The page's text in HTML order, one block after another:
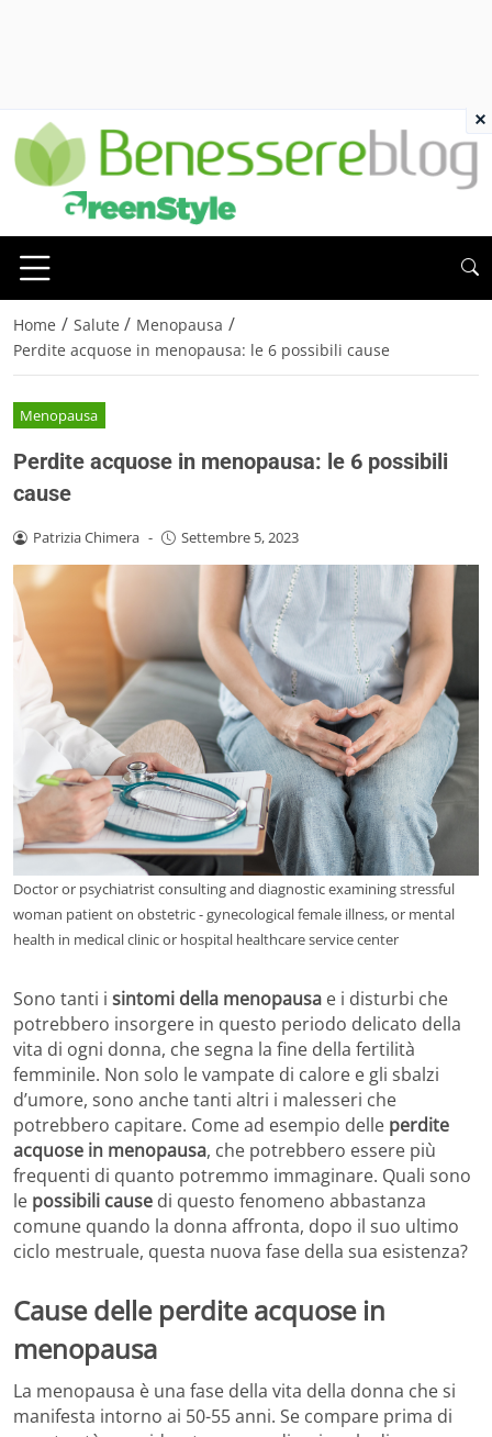
Home / Salute / Menopausa /
Perdite acquose in menopausa: le 6 possibili cause
Menopausa
Perdite acquose in menopausa: le 6 possibili
cause
Patrizia Chimera - Settembre 5, 2023
Doctor or psychiatrist consulting and diagnostic examining stressful
woman patient on obstetric - gynecological female illness, or mental
health in medical clinic or hospital healthcare service center
Sono tanti i sintomi della menopausa e i disturbi che
potrebbero insorgere in questo periodo delicato della
vita di ogni donna, che segna la fine della fertilità
femminile. Non solo le vampate di calore e gli sbalzi
d’umore, sono anche tanti altri i malesseri che
potrebbero capitare. Come ad esempio delle perdite
acquose in menopausa, che potrebbero essere più
frequenti di quanto potremmo immaginare. Quali sono
le possibili cause di questo fenomeno abbastanza
comune quando la donna affronta, dopo il suo ultimo
ciclo mestruale, questa nuova fase della sua esistenza?
Cause delle perdite acquose in
menopausa
La menopausa è una fase della vita della donna che si
manifesta intorno ai 50-55 anni. Se compare prima di
×